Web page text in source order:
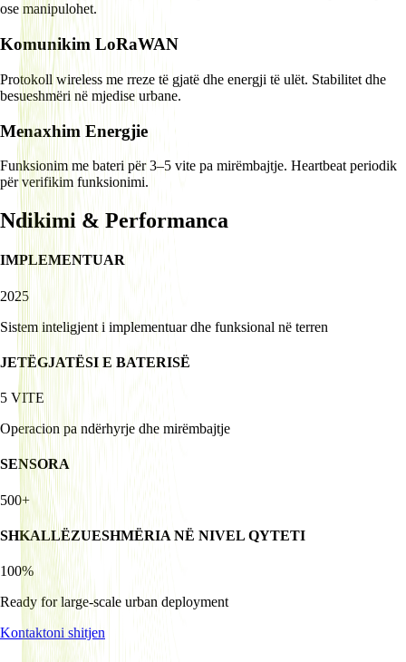
ose manipulohet.
Komunikim LoRaWAN
Protokoll wireless me rreze të gjatë dhe energji të ulët. Stabilitet dhe
besueshmëri në mjedise urbane.
Menaxhim Energjie
Funksionim me bateri për 3–5 vite pa mirëmbajtje. Heartbeat periodik
për verifikim funksionimi.
Ndikimi & Performanca
IMPLEMENTUAR
2025
Sistem inteligjent i implementuar dhe funksional në terren
JETËGJATËSI E BATERISË
5 VITE
Operacion pa ndërhyrje dhe mirëmbajtje
SENSORA
500+
SHKALLËZUESHMËRIA NË NIVEL QYTETI
100%
Ready for large-scale urban deployment
Kontaktoni shitjen